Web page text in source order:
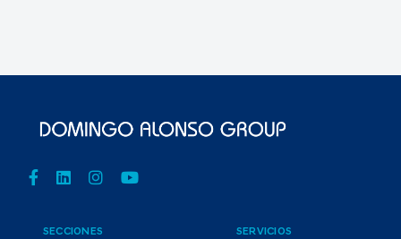
SECCIONES SERVICIOS